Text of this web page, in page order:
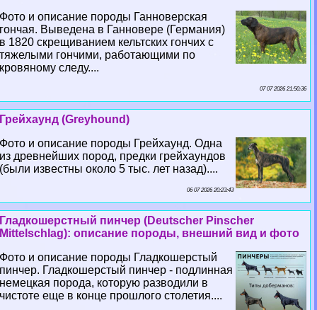
Фото и описание породы Ганноверская
гончая. Выведена в Ганновере (Германия)
в 1820 скрещиванием кельтских гончих с
тяжелыми гончими, работающими по
кровяному следу....
07 07 2026 21:50:36
Грейхаунд (Greyhound)
Фото и описание породы Грейхаунд. Одна
из древнейших пород, предки грейхаундов
(были известны около 5 тыс. лет назад)....
06 07 2026 20:23:43
Гладкошерстный пинчер (Deutscher Pinscher
Mittelschlag): описание породы, внешний вид и фото
Фото и описание породы Гладкошерстый
пинчер. Гладкошерстый пинчер - подлинная
немецкая порода, которую разводили в
чистоте еще в конце прошлого столетия....